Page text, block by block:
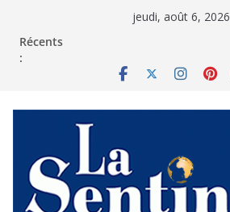
jeudi, août 6, 2026
Récents
: